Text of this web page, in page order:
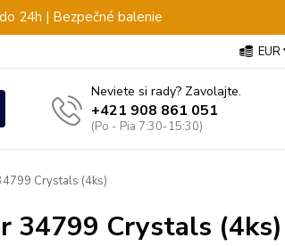
24h | Bezpečné balenie
EUR
Neviete si rady? Zavolajte.
+421 908 861 051
(Po - Pia 7:30-15:30)
Crystals (4ks)
34799 Crystals (4ks)